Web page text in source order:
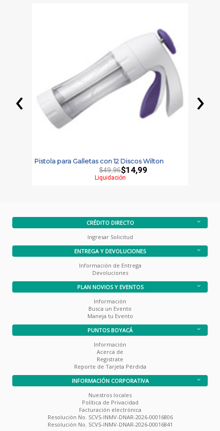
Pistola para Galletas con 12 Discos Wilton
$49,96$14,99
Liquidación
‹ ›
CRÉDITO DIRECTO
Ingresar Solicitud
ENTREGA Y DEVOLUCIONES
Información de Entrega
Devoluciones
PLAN NOVIOS Y EVENTOS
Información
Busca un Evento
Maneja tu Evento
PUNTOS BOYACÁ
Información
Acerca de
Registrate
Reporte de Tarjeta Pérdida
INFORMACIÓN CORPORATIVA
Nuestros locales
Política de Privacidad
Facturación electrónica
Resolución No. SCVS-INMV-DNAR-2026-00016806
Resolución No. SCVS-INMV-DNAR-2026-00016841